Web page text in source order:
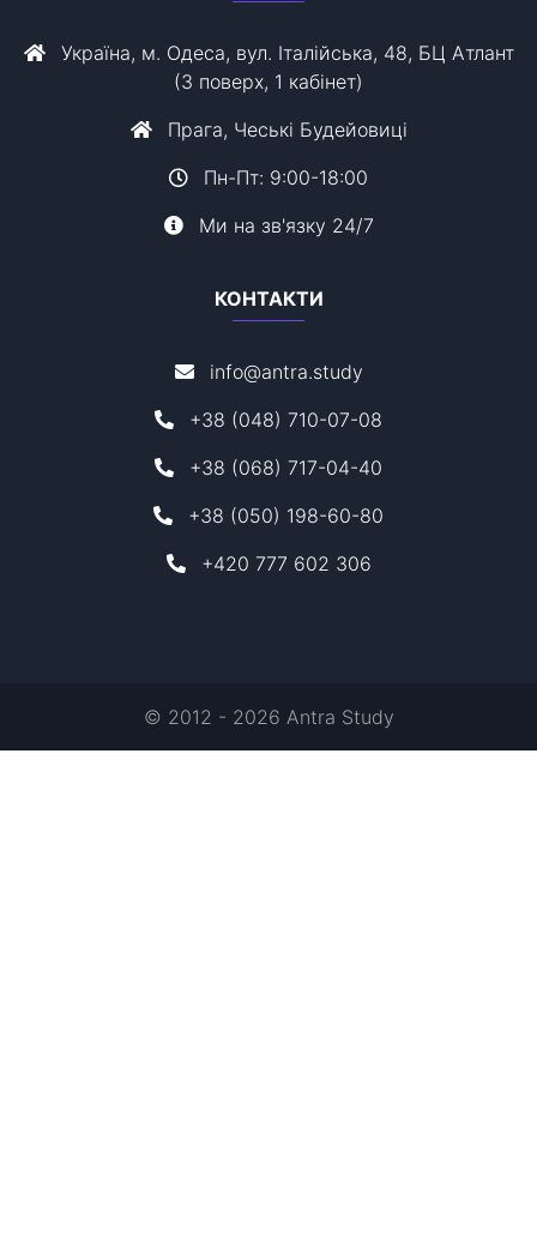
Україна, м. Одеса, вул. Італійська, 48, БЦ Атлант
(3 поверх, 1 кабінет)
Прага, Чеські Будейовиці
Пн-Пт: 9:00-18:00
Ми на зв'язку 24/7
КОНТАКТИ
info@antra.study
+38 (048) 710-07-08
+38 (068) 717-04-40
+38 (050) 198-60-80
+420 777 602 306
© 2012 - 2026 Antra Study